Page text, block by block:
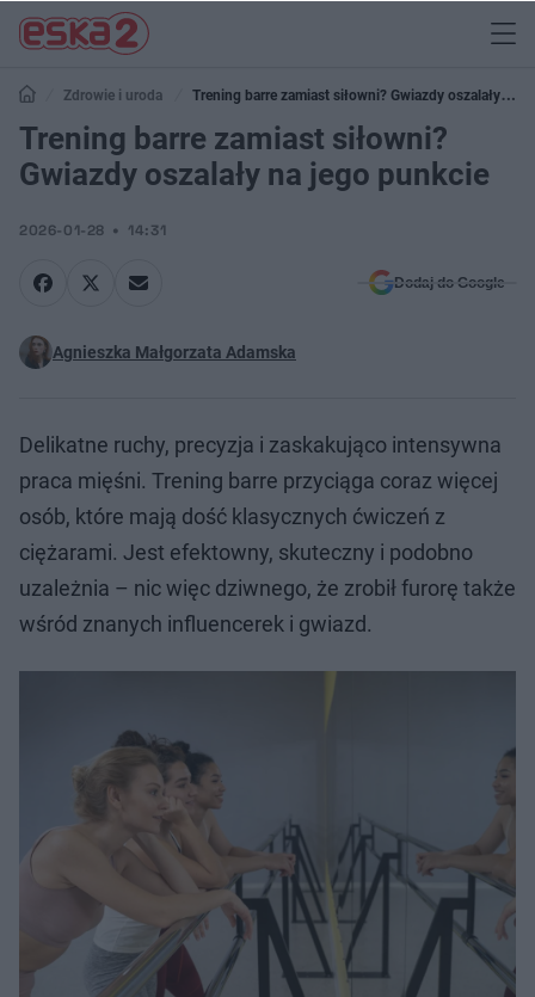
Zdrowie i uroda
Trening barre zamiast siłowni? Gwiazdy oszalały na
jego punkcie
Trening barre zamiast siłowni?
Gwiazdy oszalały na jego punkcie
2026-01-28 14:31
Dodaj do Google
Agnieszka Małgorzata Adamska
Delikatne ruchy, precyzja i zaskakująco intensywna
praca mięśni. Trening barre przyciąga coraz więcej
osób, które mają dość klasycznych ćwiczeń z
ciężarami. Jest efektowny, skuteczny i podobno
uzależnia – nic więc dziwnego, że zrobił furorę także
wśród znanych influencerek i gwiazd.